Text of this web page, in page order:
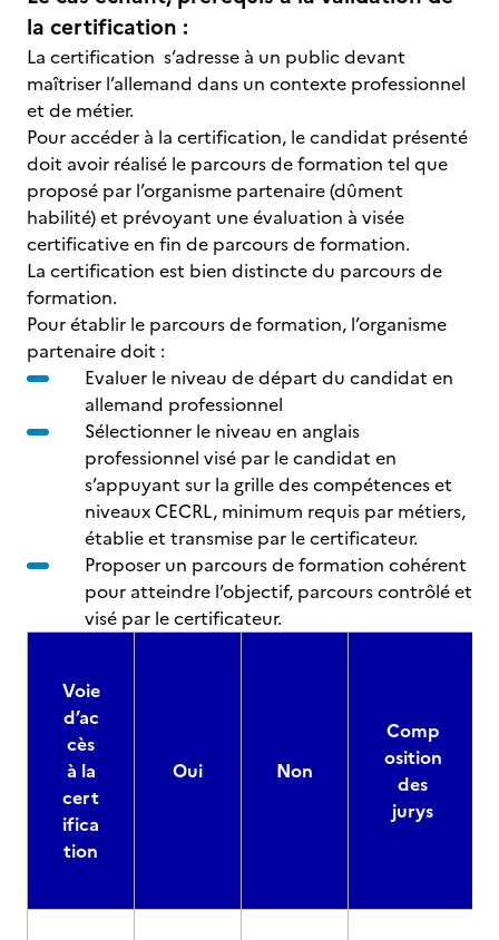
la certification :
La certification s’adresse à un public devant
maîtriser l’allemand dans un contexte professionnel
et de métier.
Pour accéder à la certification, le candidat présenté
doit avoir réalisé le parcours de formation tel que
proposé par l’organisme partenaire (dûment
habilité) et prévoyant une évaluation à visée
certificative en fin de parcours de formation.
La certification est bien distincte du parcours de
formation.
Pour établir le parcours de formation, l’organisme
partenaire doit :
Evaluer le niveau de départ du candidat en
allemand professionnel
Sélectionner le niveau en anglais
professionnel visé par le candidat en
s’appuyant sur la grille des compétences et
niveaux CECRL, minimum requis par métiers,
établie et transmise par le certificateur.
Proposer un parcours de formation cohérent
pour atteindre l’objectif, parcours contrôlé et
visé par le certificateur.
Voie
d’ac
cès
à la
cert
ifica
tion
Oui Non
Comp
osition
des
jurys